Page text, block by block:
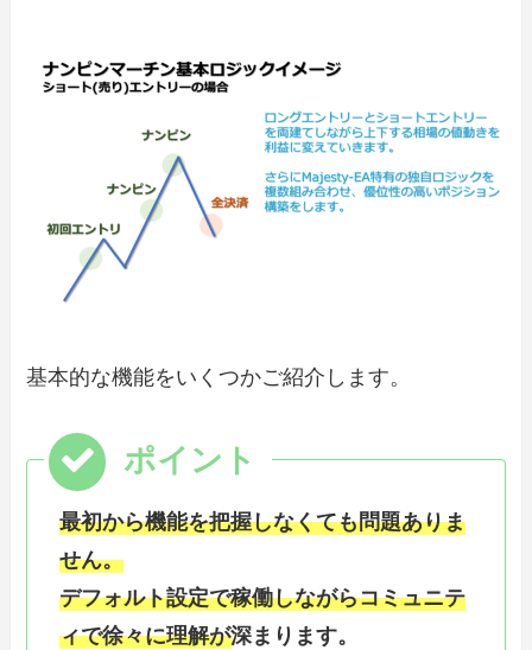
基本的な機能をいくつかご紹介します。
最初から機能を把握しなくても問題ありま
せん。
デフォルト設定で稼働しながらコミュニテ
ィで徐々に理解が深まります。